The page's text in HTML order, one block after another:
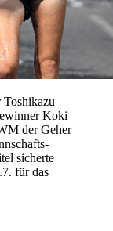
Toshikazu
Koki
der Geher
sicherte
für das